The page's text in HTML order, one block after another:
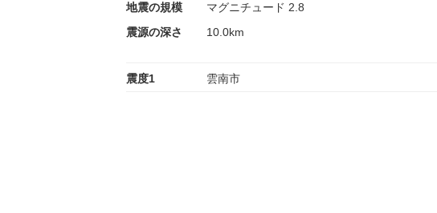
地震の規模
マグニチュード 2.8
震源の深さ
10.0km
震度1 雲南市